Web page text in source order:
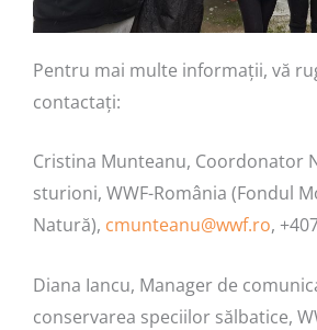
Pentru mai multe informații, vă
contactați:
Cristina Munteanu, Coordonator
sturioni, WWF-România (Fondul
Natură), cmunteanu@wwf.ro,
Diana Iancu, Manager de
conservarea speciilor sălbatice,